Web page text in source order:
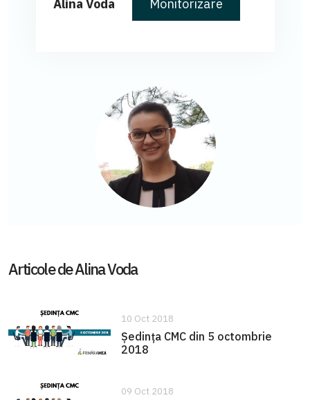
Alina Voda Monitorizare
Articole de Alina Voda
10 Oct 2018
Şedinţa CMC din 5 octombrie
2018
09 Oct 2018